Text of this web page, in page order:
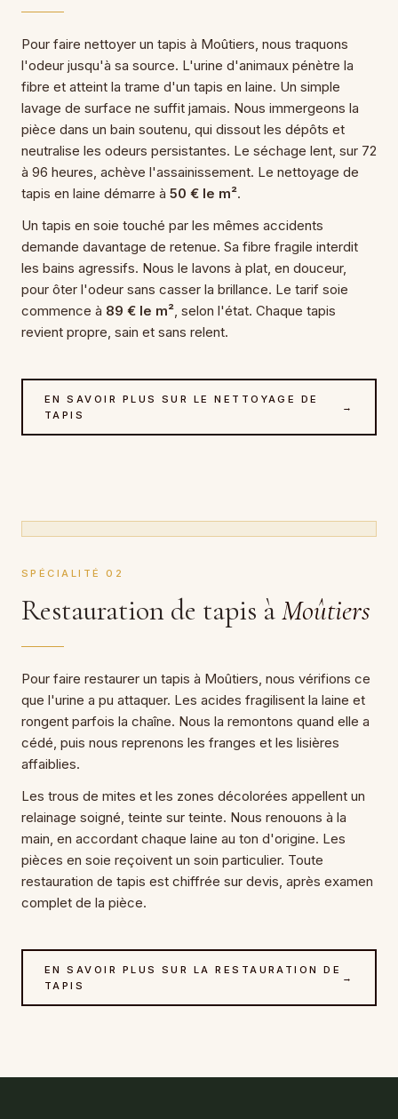
Pour faire nettoyer un tapis à Moûtiers, nous traquons
l'odeur jusqu'à sa source. L'urine d'animaux pénètre la
fibre et atteint la trame d'un tapis en laine. Un simple
lavage de surface ne suffit jamais. Nous immergeons la
pièce dans un bain soutenu, qui dissout les dépôts et
neutralise les odeurs persistantes. Le séchage lent, sur 72
à 96 heures, achève l'assainissement. Le nettoyage de
tapis en laine démarre à 50 € le m².
Un tapis en soie touché par les mêmes accidents
demande davantage de retenue. Sa fibre fragile interdit
les bains agressifs. Nous le lavons à plat, en douceur,
pour ôter l'odeur sans casser la brillance. Le tarif soie
commence à 89 € le m² , selon l'état. Chaque tapis
revient propre, sain et sans relent.
EN SAVOIR PLUS SUR LE NETTOYAGE DE
TAPIS
→
SPÉCIALITÉ 02
Restauration de tapis àMoûtiers
Pour faire restaurer un tapis à Moûtiers, nous vérifions ce
que l'urine a pu attaquer. Les acides fragilisent la laine et
rongent parfois la chaîne. Nous la remontons quand elle a
cédé, puis nous reprenons les franges et les lisières
affaiblies.
Les trous de mites et les zones décolorées appellent un
relainage soigné, teinte sur teinte. Nous renouons à la
main, en accordant chaque laine au ton d'origine. Les
pièces en soie reçoivent un soin particulier. Toute
restauration de tapis est chiffrée sur devis, après examen
complet de la pièce.
EN SAVOIR PLUS SUR LA RESTAURATION DE
TAPIS
→